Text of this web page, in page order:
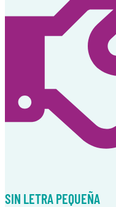
SIN LETRA PEQUEÑA